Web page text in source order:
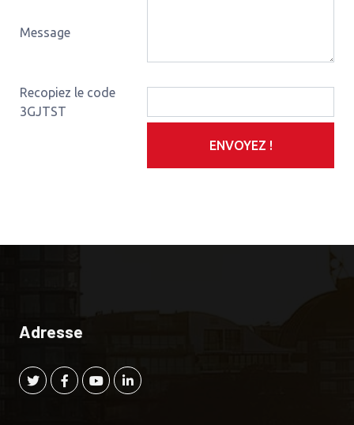
Message
Recopiez le code
3GJTST
ENVOYEZ !
Adresse